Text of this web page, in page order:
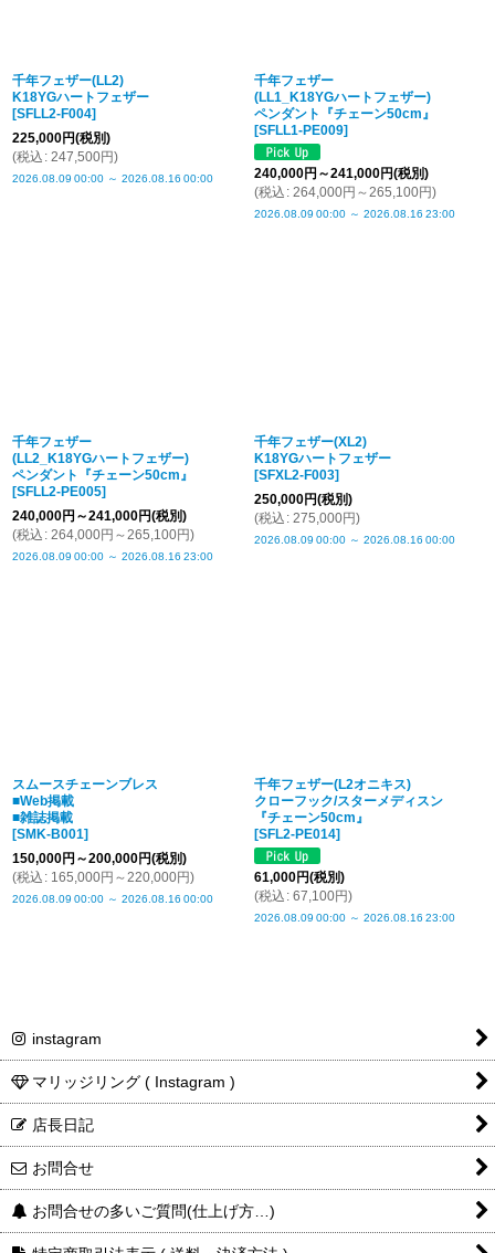
千年フェザー(LL2)
K18YGハートフェザー
[SFLL2-F004]
225,000円(税別)
(税込 : 247,500円)
2026.08.09 00:00 ～ 2026.08.16 00:00
千年フェザー
(LL1_K18YGハートフェザー)
ペンダント『チェーン50cm』
[SFLL1-PE009]
240,000円 ～241,000円(税別)
(税込 : 264,000円 ～265,100円)
2026.08.09 00:00 ～ 2026.08.16 23:00
千年フェザー
(LL2_K18YGハートフェザー)
ペンダント『チェーン50cm』
[SFLL2-PE005]
240,000円 ～241,000円(税別)
(税込 : 264,000円 ～265,100円)
2026.08.09 00:00 ～ 2026.08.16 23:00
千年フェザー(XL2)
K18YGハートフェザー
[SFXL2-F003]
250,000円(税別)
(税込 : 275,000円)
2026.08.09 00:00 ～ 2026.08.16 00:00
スムースチェーンブレス
■Web掲載
■雑誌掲載
[SMK-B001]
150,000円 ～200,000円(税別)
(税込 : 165,000円 ～220,000円)
2026.08.09 00:00 ～ 2026.08.16 00:00
千年フェザー(L2オニキス)
クローフック/スターメディスン
『チェーン50cm』
[SFL2-PE014]
61,000円(税別)
(税込 : 67,100円)
2026.08.09 00:00 ～ 2026.08.16 23:00
instagram
マリッジリング ( Instagram )
店長日記
お問合せ
お問合せの多いご質問(仕上げ方…)